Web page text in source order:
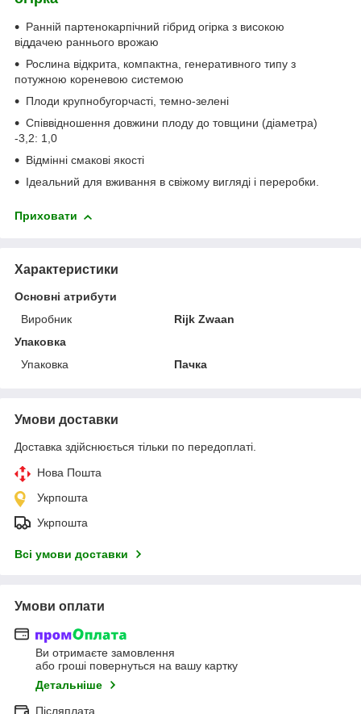
Ранній партенокарпічний гібрид огірка з високою
віддачею раннього врожаю
Рослина відкрита, компактна, генеративного типу з
потужною кореневою системою
Плоди крупнобугорчасті, темно-зелені
Співвідношення довжини плоду до товщини (діаметра)
-3,2: 1,0
Відмінні смакові якості
Ідеальний для вживання в свіжому вигляді і переробки.
Приховати
Характеристики
Основні атрибути
Виробник
Rijk Zwaan
Упаковка
Упаковка
Пачка
Умови доставки
Доставка здійснюється тільки по передоплаті.
Нова Пошта
Укрпошта
Укрпошта
Всі умови доставки
Умови оплати
Ви отримаєте замовлення
або гроші повернуться на вашу картку
Детальніше
Післяплата